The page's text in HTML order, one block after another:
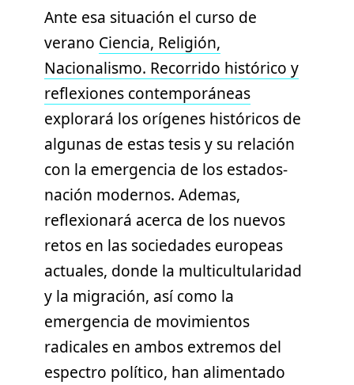
Ante esa situación el curso de
verano Ciencia, Religión,
Nacionalismo. Recorrido histórico y
reflexiones contemporáneas
explorará los orígenes históricos de
algunas de estas tesis y su relación
con la emergencia de los estados-
nación modernos. Ademas,
reflexionará acerca de los nuevos
retos en las sociedades europeas
actuales, donde la multicultularidad
y la migración, así como la
emergencia de movimientos
radicales en ambos extremos del
espectro político, han alimentado